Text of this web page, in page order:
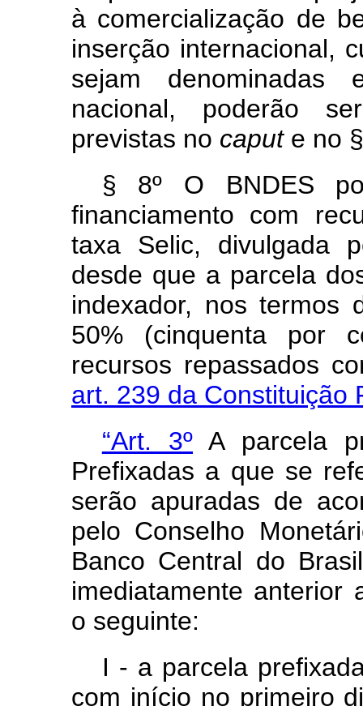
à comercialização de
inserção internacional,
sejam denominadas
nacional, poderão
previstas no capute no
§ 8º O BNDES
financiamento com
taxa Selic, divulgada
desde que a parcela
indexador, nos termos
50% (cinquenta por
recursos repassados
art. 239 da Constituição
“Art. 3º A parcela
Prefixadas a que se
serão apuradas de
pelo Conselho
Banco Central do
imediatamente anterior
o seguinte:
I - a parcela
com início no primeiro